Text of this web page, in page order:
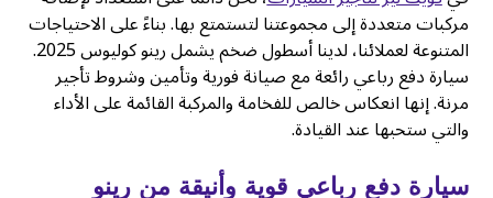
مركبات متعددة إلى مجموعتنا لتستمتع بها. بناءً على الاحتياجات
المتنوعة لعملائنا، لدينا أسطول ضخم يشمل رينو كوليوس 2025.
سيارة دفع رباعي رائعة مع صيانة فورية وتأمين وشروط تأجير
مرنة. إنها انعكاس خالص للفخامة والمركبة القائمة على الأداء
والتي ستحبها عند القيادة.
سيارة دفع رباعي قوية وأنيقة من رينو